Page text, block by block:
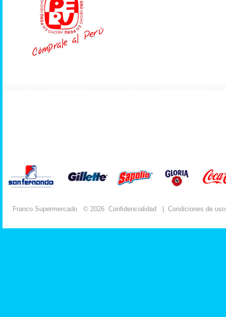
Franco Supermercado © 2026 Confidencialidad Condiciones de uso